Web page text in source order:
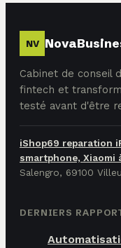
NV
Cabinet de conseil
fintech et
testé avant d'être
iShop69 reparation
smartphone, Xiaomi
Salengro, 69100
DERNIERS